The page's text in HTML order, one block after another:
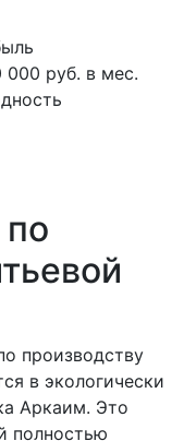
000 руб. в мес.
производству
в экологически
Аркаим. Это
полностью